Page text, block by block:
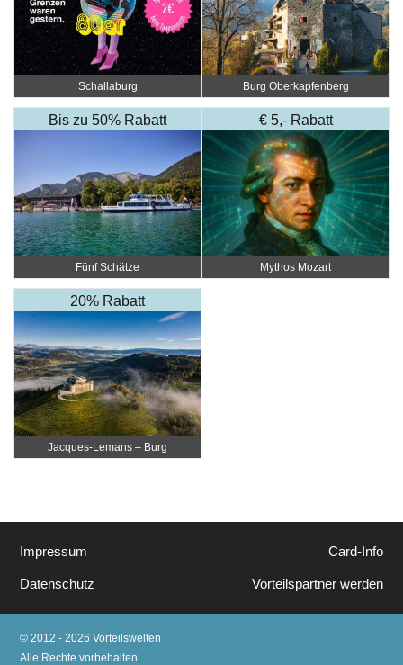
Schallaburg Burg Oberkapfenberg
Bis zu 50% Rabatt
Fünf Schätze
€ 5,- Rabatt
Mythos Mozart
20% Rabatt
Jacques-Lemans – Burg
Impressum
Datenschutz
Card-Info
Vorteilspartner werden
© 2012 - 2026 Vorteilswelten
Alle Rechte vorbehalten